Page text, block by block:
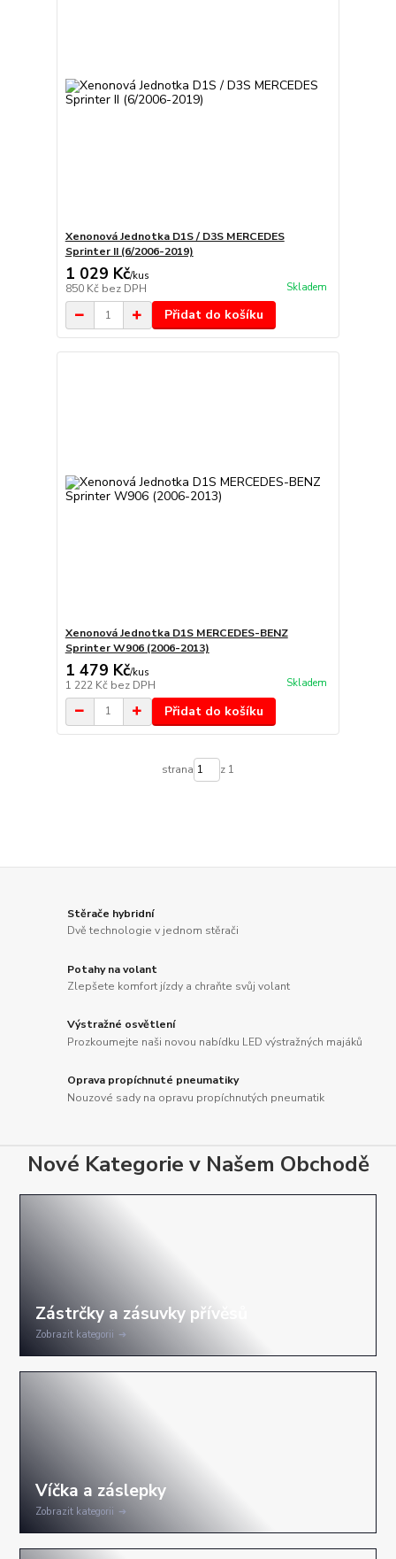
Xenonová Jednotka D1S / D3S MERCEDES
Sprinter II (6/2006-2019)
1 029 Kč/kus
850 Kč bez DPH Skladem
Přidat do košíku
Xenonová Jednotka D1S MERCEDES-BENZ
Sprinter W906 (2006-2013)
1 479 Kč/kus
1 222 Kč bez DPH Skladem
Přidat do košíku
strana z 1
Stěrače hybridní
Dvě technologie v jednom stěrači
Potahy na volant
Zlepšete komfort jízdy a chraňte svůj volant
Výstražné osvětlení
Prozkoumejte naši novou nabídku LED výstražných majáků
Oprava propíchnuté pneumatiky
Nouzové sady na opravu propíchnutých pneumatik
Nové Kategorie v Našem Obchodě
Zobrazit kategorii
Zobrazit kategorii